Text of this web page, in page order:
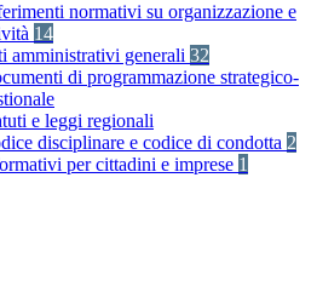
normativi su organizzazione e
14
amministrativi generali 32
di programmazione strategico-
e leggi regionali
disciplinare e codice di condotta 2
per cittadini e imprese 1